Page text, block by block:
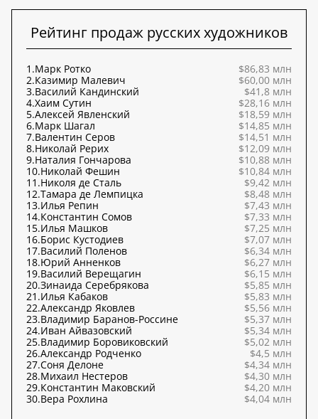
Рейтинг продаж русских художников
1.Марк Ротко
$86,83 млн
2.Казимир Малевич
$60,00 млн
3.Василий Кандинский
$41,8 млн
4.Хаим Сутин
$28,16 млн
5.Алексей Явленский
$18,59 млн
6.Марк Шагал
$14,85 млн
7.Валентин Серов
$14,51 млн
8.Николай Рерих
$12,09 млн
9.Наталия Гончарова
$10,88 млн
10.Николай Фешин
$10,84 млн
11.Николя де Сталь
$9,42 млн
12.Тамара де Лемпицка
$8,48 млн
13.Илья Репин
$7,43 млн
14.Константин Сомов
$7,33 млн
15.Илья Машков
$7,25 млн
16.Борис Кустодиев
$7,07 млн
17.Василий Поленов
$6,34 млн
18.Юрий Анненков
$6,27 млн
19.Василий Верещагин
$6,15 млн
20.Зинаида Серебрякова
$5,85 млн
21.Илья Кабаков
$5,83 млн
22.Александр Яковлев
$5,56 млн
23.Владимир Баранов-Россине
$5,37 млн
24.Иван Айвазовский
$5,34 млн
25.Владимир Боровиковский
$5,02 млн
26.Александр Родченко
$4,5 млн
27.Соня Делоне
$4,34 млн
28.Михаил Нестеров
$4,30 млн
29.Константин Маковский
$4,20 млн
30.Вера Рохлина $4,04 млн